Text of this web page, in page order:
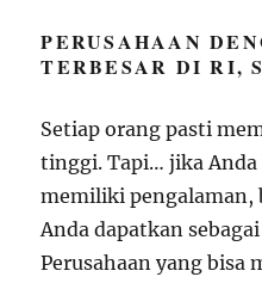
PERUSAHAAN
TERBESAR DI RI,
Setiap orang pasti
tinggi. Tapi… jika Anda
memiliki pengalaman,
Anda dapatkan
Perusahaan yang bisa